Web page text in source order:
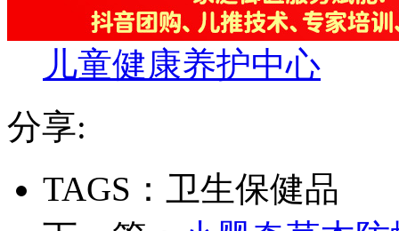
儿童健康养护中心
分享:
TAGS：卫生保健品